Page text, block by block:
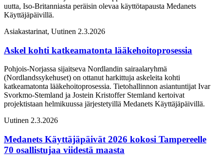
uutta, Iso-Britanniasta peräisin olevaa käyttötapausta Medanets
Käyttäjäpäivillä.
Asiakastarinat, Uutinen 2.3.2026
Askel kohti katkeamatonta lääkehoitoprosessia
Pohjois-Norjassa sijaitseva Nordlandin sairaalaryhmä
(Nordlandssykehuset) on ottanut harkittuja askeleita kohti
katkeamatonta lääkehoitoprosessia. Tietohallinnon asiantuntijat Ivar
Svorkmo-Stemland ja Jostein Kristoffer Stemland kertoivat
projektistaan helmikuussa järjestetyillä Medanets Käyttäjäpäivillä.
Uutinen 2.3.2026
Medanets Käyttäjäpäivät 2026 kokosi Tampereelle
70 osallistujaa viidestä maasta